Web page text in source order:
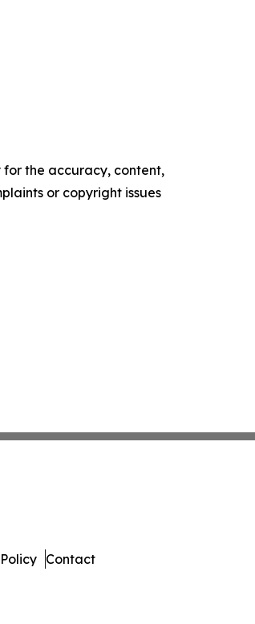
for the accuracy, content,
or copyright issues
Contact